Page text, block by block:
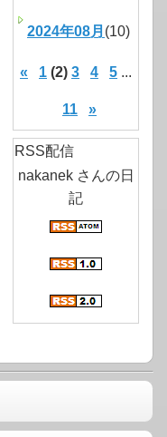
2024年08月 (10)
« 1 (2) 3 4 5 ...
11 »
RSS配信
nakanek さんの日
記